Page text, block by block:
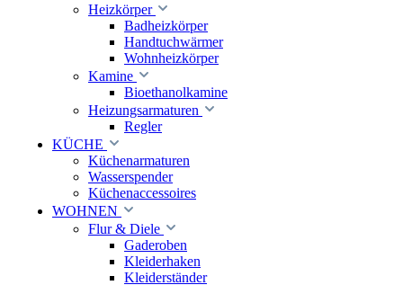
Heizkörper
Badheizkörper
Handtuchwärmer
Wohnheizkörper
Kamine
Bioethanolkamine
Heizungsarmaturen
Regler
KÜCHE
Küchenarmaturen
Wasserspender
Küchenaccessoires
WOHNEN
Flur & Diele
Gaderoben
Kleiderhaken
Kleiderständer